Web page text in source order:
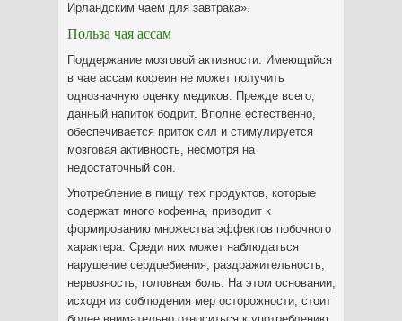
Ирландским чаем для завтрака».
Польза чая ассам
Поддержание мозговой активности. Имеющийся
в чае ассам кофеин не может получить
однозначную оценку медиков. Прежде всего,
данный напиток бодрит. Вполне естественно,
обеспечивается приток сил и стимулируется
мозговая активность, несмотря на
недостаточный сон.
Употребление в пищу тех продуктов, которые
содержат много кофеина, приводит к
формированию множества эффектов побочного
характера. Среди них может наблюдаться
нарушение сердцебиения, раздражительность,
нервозность, головная боль. На этом основании,
исходя из соблюдения мер осторожности, стоит